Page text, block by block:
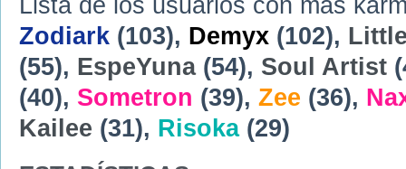
Zodiark (103), Demyx (102),
(55), EspeYuna(54), Soul Artist
(40), Sometron (39), Zee (36),
Kailee (31), Risoka(29)